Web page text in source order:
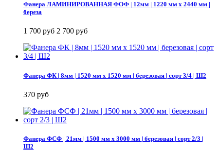
Фанера ЛАМИНИРОВАННАЯ ФОФ | 12мм | 1220 мм х 2440 мм |
береза
1 700 руб 2 700 руб
Фанера ФК | 8мм | 1520 мм х 1520 мм | березовая | сорт 3/4 | Ш2
370 руб
Фанера ФСФ | 21мм | 1500 мм х 3000 мм | березовая | сорт 2/3 |
Ш2